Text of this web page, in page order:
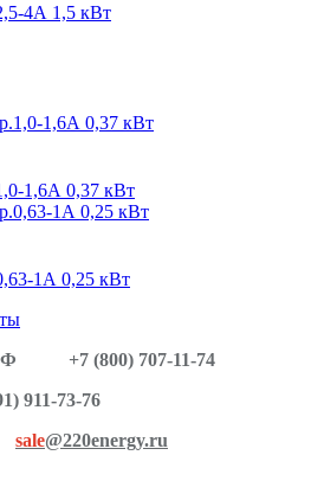
4А 1,5 кВт
1,6А 0,37 кВт
1А 0,25 кВт
+7 (800) 707-11-74
73-76
sale@220energy.ru